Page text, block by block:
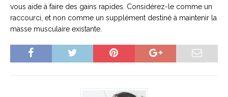
vous aide à faire des gains rapides. Considérez-le comme un
raccourci, et non comme un supplément destiné à maintenir la
masse musculaire existante.